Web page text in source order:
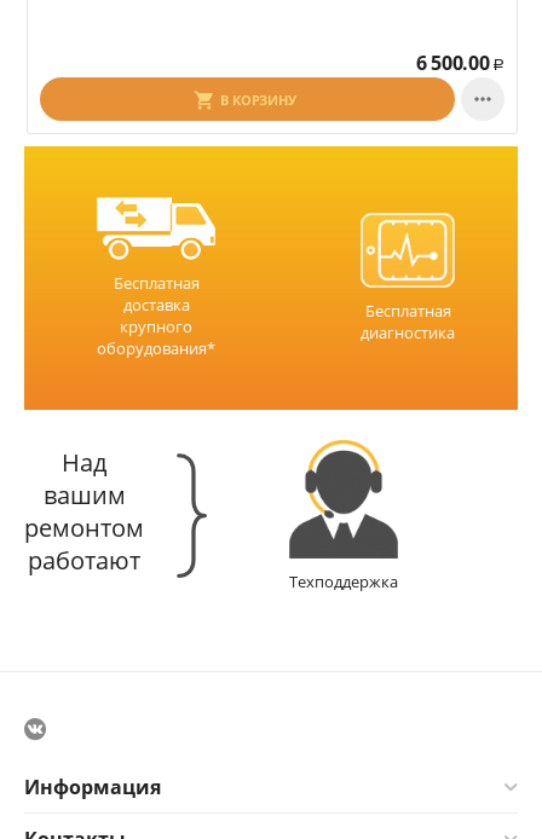
6 500.00 Р
В КОРЗИНУ 
Бесплатная
доставка
крупного
оборудования*
Бесплатная
диагностика
Над
вашим
ремонтом
работают
Техподдержка
Информация